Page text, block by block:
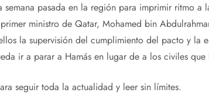
semana pasada en la región para imprimir ritmo
ministro de Qatar, Mohamed bin
la supervisión del cumplimiento del pacto y la
ir a parar a Hamás en lugar de a los civiles que
seguir toda la actualidad y leer sin límites.